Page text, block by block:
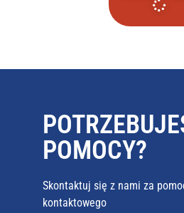
POMOCY?
Skontaktuj się z nami za
kontaktowego